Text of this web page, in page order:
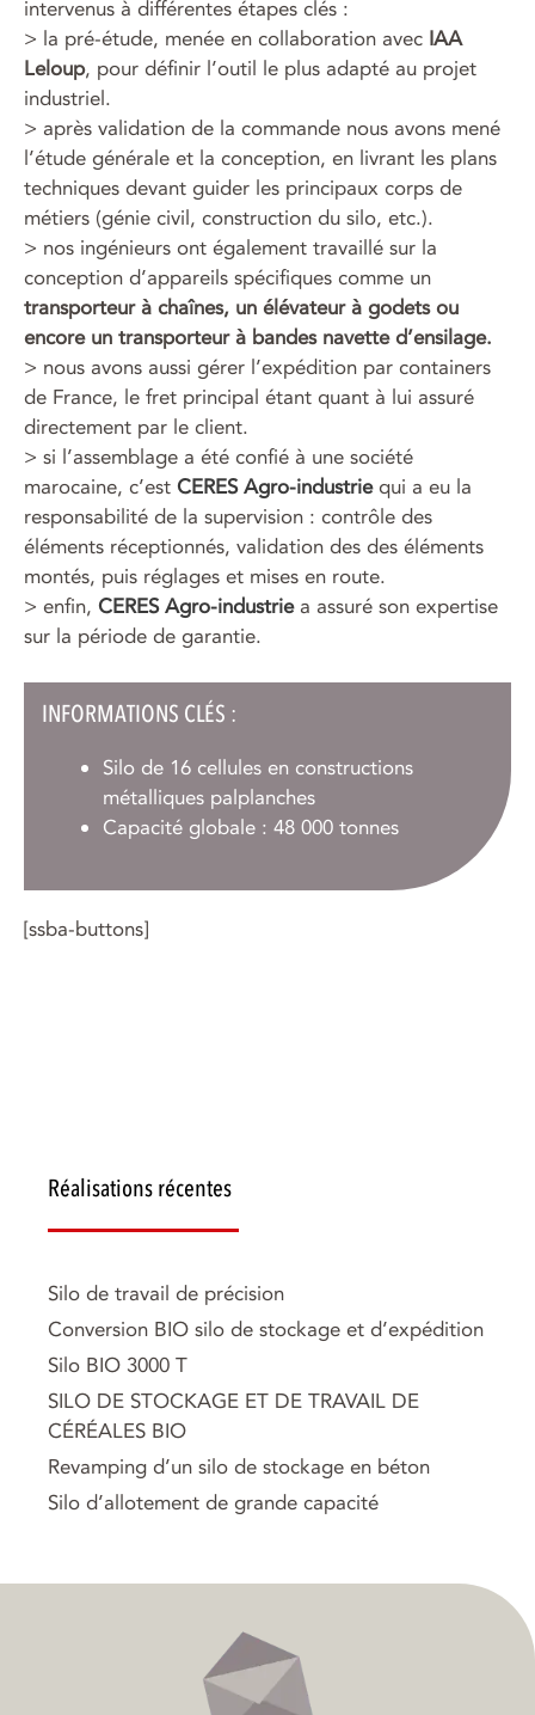
intervenus à différentes étapes clés :
> la pré-étude, menée en collaboration avec IAA
Leloup, pour définir l’outil le plus adapté au projet
industriel.
> après validation de la commande nous avons mené
l’étude générale et la conception, en livrant les plans
techniques devant guider les principaux corps de
métiers (génie civil, construction du silo, etc.).
> nos ingénieurs ont également travaillé sur la
conception d’appareils spécifiques comme un
transporteur à chaînes, un élévateur à godets ou
encore un transporteur à bandes navette d’ensilage.
> nous avons aussi gérer l’expédition par containers
de France, le fret principal étant quant à lui assuré
directement par le client.
> si l’assemblage a été confié à une société
marocaine, c’est CERES Agro-industriequi a eu la
responsabilité de la supervision : contrôle des
éléments réceptionnés, validation des des éléments
montés, puis réglages et mises en route.
> enfin, CERES Agro-industriea assuré son expertise
sur la période de garantie.
INFORMATIONS CLÉS :
Silo de 16 cellules en constructions
métalliques palplanches
Capacité globale : 48 000 tonnes
[ssba-buttons]
Réalisations récentes
Silo de travail de précision
Conversion BIO silo de stockage et d’expédition
Silo BIO 3000 T
SILO DE STOCKAGE ET DE TRAVAIL DE
CÉRÉALES BIO
Revamping d’un silo de stockage en béton
Silo d’allotement de grande capacité